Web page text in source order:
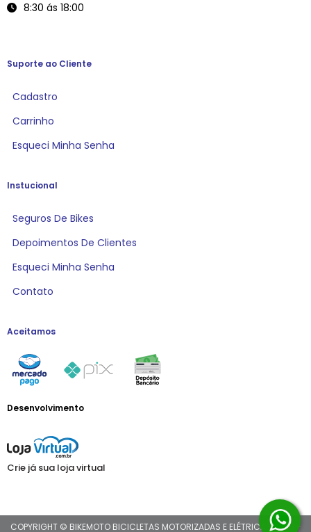
8:30 ás 18:00
Suporte ao Cliente
Cadastro
Carrinho
Esqueci Minha Senha
Instucional
Seguros De Bikes
Depoimentos De Clientes
Esqueci Minha Senha
Contato
Aceitamos
Desenvolvimento
Crie já sua loja virtual
COPYRIGHT © BIKEMOTO BICICLETAS MOTORIZADAS E ELÉTRICAS 2026 -